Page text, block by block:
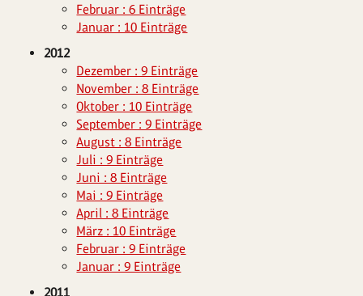
Februar : 6 Einträge
Januar : 10 Einträge
2012
Dezember : 9 Einträge
November : 8 Einträge
Oktober : 10 Einträge
September : 9 Einträge
August : 8 Einträge
Juli : 9 Einträge
Juni : 8 Einträge
Mai : 9 Einträge
April : 8 Einträge
März : 10 Einträge
Februar : 9 Einträge
Januar : 9 Einträge
2011